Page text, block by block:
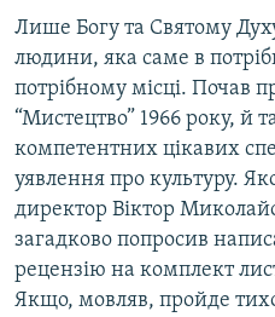
Лише Богу та Святому
людини, яка саме в
потрібному місці. Почав
“Мистецтво” 1966 року, й
компетентних цікавих
уявлення про культуру.
директор Віктор
загадково попросив
рецензію на комплект
Якщо, мовляв, пройде